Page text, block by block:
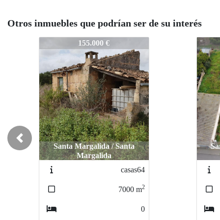
Otros inmuebles que podrían ser de su interés
244.000 €
Santa Margalida / Santa
Margalida
casas159
464 m2
0
casas234 244.000 €
Santa Margalida / Santa
Margalida
casas159
464m
0
Previous